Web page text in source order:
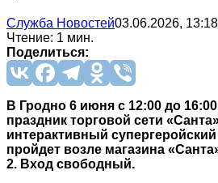
Служба Новостей03.06.2026, 13:18
Чтение: 1 мин.
Поделиться:
В Гродно 6 июня с 12:00 до
праздник торговой сети
интерактивный
пройдет возле магазина
2. Вход свободный.